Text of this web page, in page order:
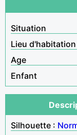
Situation
Lieu d'habitation
Age
Enfant
Silhouette :